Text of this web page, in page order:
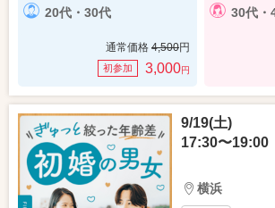
20代・30代
通常価格 4,500円
初参加 3,000円
30代・
9/19(土)
17:30〜19:00
横浜